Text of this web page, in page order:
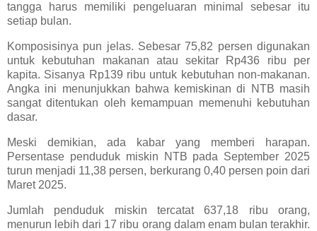
tangga harus memiliki pengeluaran minimal sebesar itu
setiap bulan.
Komposisinya pun jelas. Sebesar 75,82 persen digunakan
untuk kebutuhan makanan atau sekitar Rp436 ribu per
kapita. Sisanya Rp139 ribu untuk kebutuhan non-makanan.
Angka ini menunjukkan bahwa kemiskinan di NTB masih
sangat ditentukan oleh kemampuan memenuhi kebutuhan
dasar.
Meski demikian, ada kabar yang memberi harapan.
Persentase penduduk miskin NTB pada September 2025
turun menjadi 11,38 persen, berkurang 0,40 persen poin dari
Maret 2025.
Jumlah penduduk miskin tercatat 637,18 ribu orang,
menurun lebih dari 17 ribu orang dalam enam bulan terakhir.